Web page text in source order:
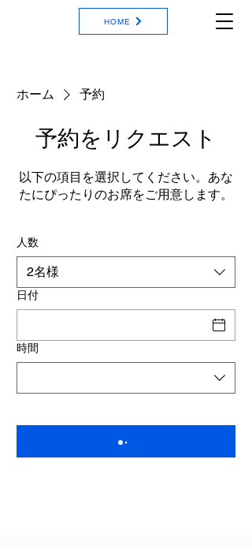
HOME
ホーム 予約
予約をリクエスト
以下の項目を選択してください。あな
たにぴったりのお席をご用意します。
人数
2名様
日付
時間